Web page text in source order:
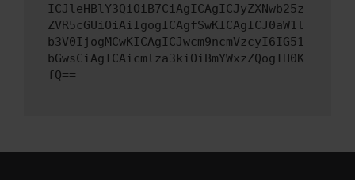
ICJleHBlY3QiOiB7CiAgICAgICJyZXNwb25z
ZVR5cGUiOiAiIgogICAgfSwKICAgICJ0aW1l
b3V0IjogMCwKICAgICJwcm9ncmVzcyI6IG51
bGwsCiAgICAicmlza3kiOiBmYWxzZQogIH0K
fQ==